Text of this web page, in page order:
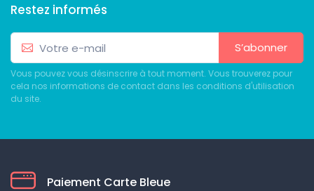
Restez informés
S’abonner
Vous pouvez vous désinscrire à tout moment. Vous trouverez pour
cela nos informations de contact dans les conditions d'utilisation
du site.
Paiement Carte Bleue